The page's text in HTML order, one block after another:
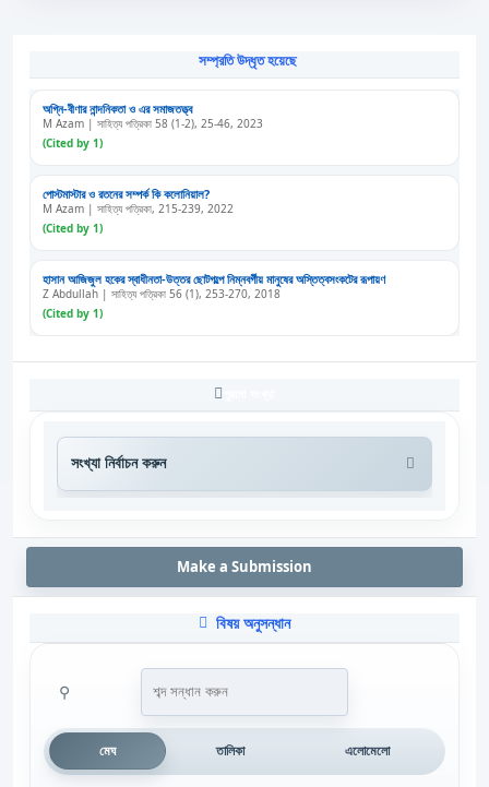
সম্প্রতি উদ্ধৃত হয়েছে
অগ্নি-বীণার নান্দনিকতা ও এর সমাজতত্ত্ব
M Azam | সাহিত্য পত্রিকা 58 (1-2), 25-46, 2023
(Cited by 1)
পোস্টমাস্টার ও রতনের সম্পর্ক কি কলোনিয়াল?
M Azam | সাহিত্য পত্রিকা, 215-239, 2022
(Cited by 1)
হাসান আজিজুল হকের স্বাধীনতা-উত্তর ছোটগল্পে নিম্নবর্গীয় মানুষের অস্তিত্বসংকটের রূপায়ণ
Z Abdullah | সাহিত্য পত্রিকা 56 (1), 253-270, 2018
(Cited by 1)
Make a Submission
বিষয় অনুসন্ধান
⚲
মেঘ তালিকা এলোমেলো